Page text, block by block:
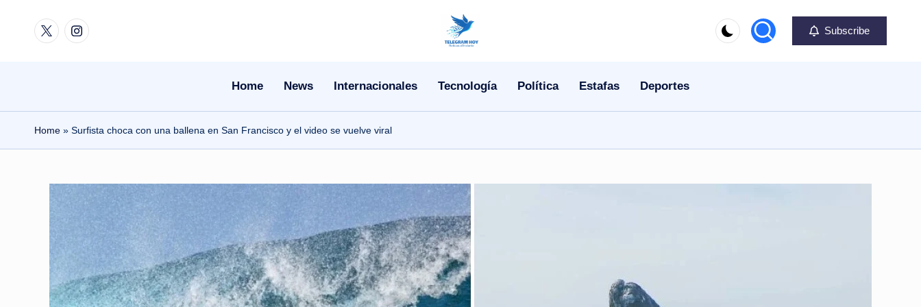
TwitterInstagram
N
e
l
e
|
Subscribe
Home News Internacionales Tecnología Política Estafas Deportes
Home » Surfista choca con una ballena en San Francisco y el video se vuelve viral